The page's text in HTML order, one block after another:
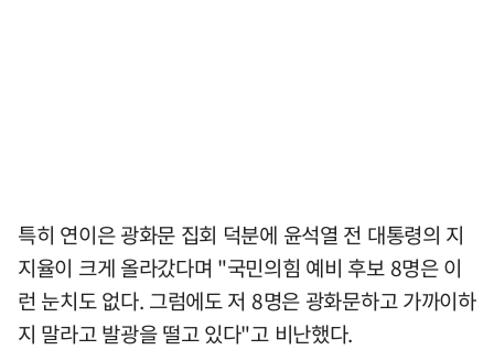
특히 연이은 광화문 집회 덕분에 윤석열 전 대통령의 지
지율이 크게 올라갔다며 "국민의힘 예비 후보 8명은 이
런 눈치도 없다. 그럼에도 저 8명은 광화문하고 가까이하
지 말라고 발광을 떨고 있다"고 비난했다.